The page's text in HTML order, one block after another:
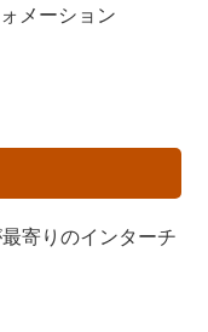
メーション
寄りのインターチ